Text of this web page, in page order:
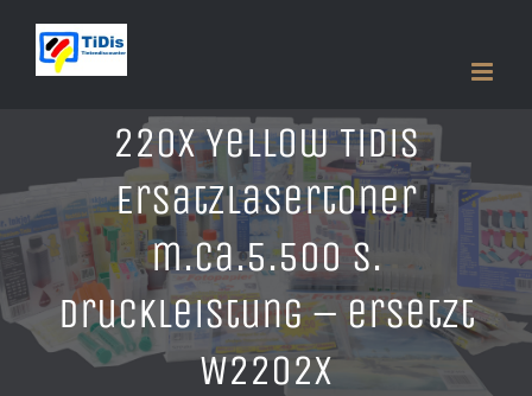
Inhalt
220X Yellow TiDis
Ersatzlasertoner
m.ca.5.500 S.
Druckleistung – ersetzt
W2202X